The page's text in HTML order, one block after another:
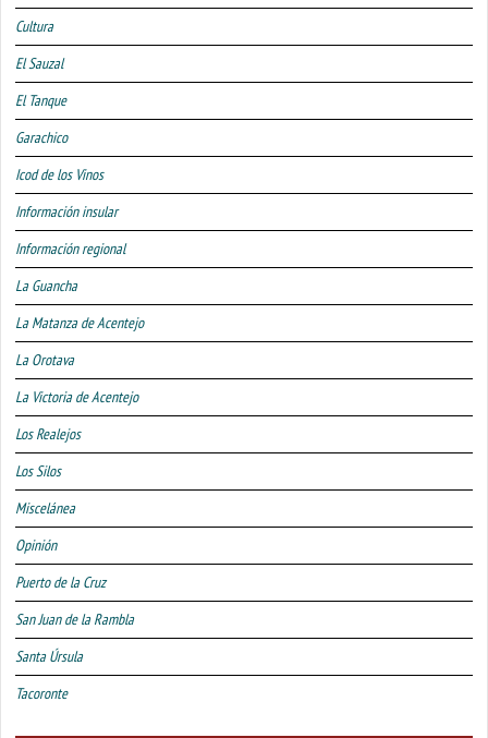
Cultura
El Sauzal
El Tanque
Garachico
Icod de los Vinos
Información insular
Información regional
La Guancha
La Matanza de Acentejo
La Orotava
La Victoria de Acentejo
Los Realejos
Los Silos
Miscelánea
Opinión
Puerto de la Cruz
San Juan de la Rambla
Santa Úrsula
Tacoronte